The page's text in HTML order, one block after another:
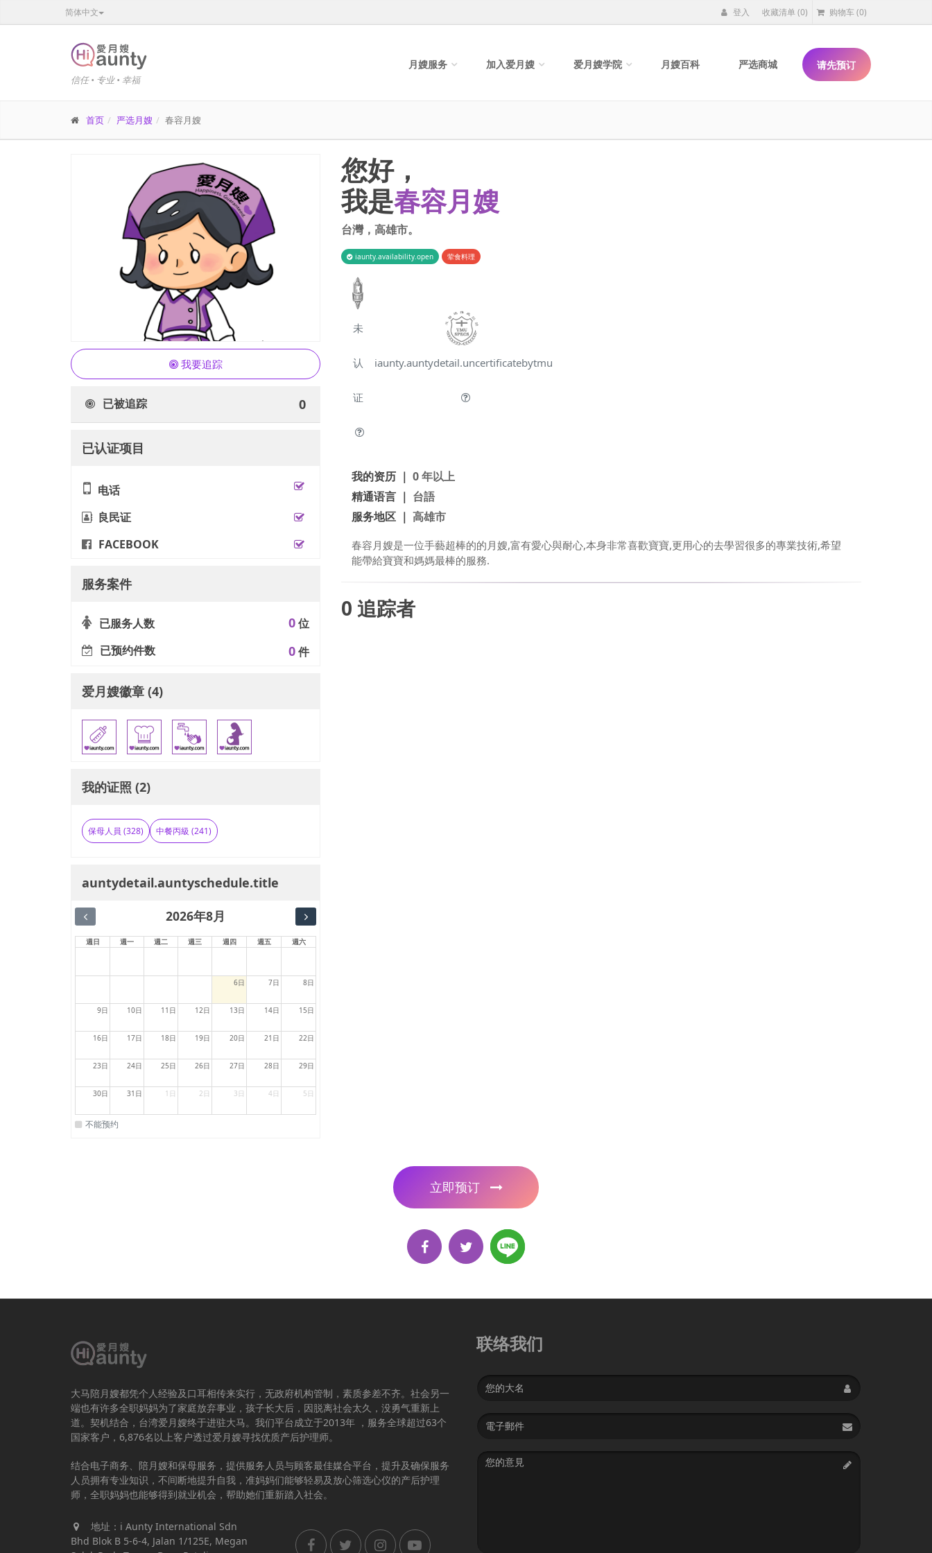
简体中文 登入 收藏清单(0) 购物车(0)
信任 • 专业 • 幸福
月嫂服务 加入爱月嫂 爱月嫂学院 月嫂百科 严选商城 请先预订
首页 严选月嫂 春容月嫂
我要追踪
已被追踪 0
您好，
我是春容月嫂
台灣， 高雄市。
iaunty.availability.open 荤食料理
未
认
证
iaunty.auntydetail.uncertificatebytmu
我的资历 ｜ 0 年以上
精通语言 ｜ 台語
服务地区 ｜ 高雄市
春容月嫂是一位手藝超棒的的月嫂,富有愛心與耐心,本身非常喜歡寶寶,更用心的去學習很多的專業技術,希望
能帶給寶寶和媽媽最棒的服務.
0 追踪者
已认证项目
电话
良民证
FACEBOOK
服务案件
已服务人数 0位
已预约件数
0件
爱月嫂徽章 (4)
我的证照 (2)
保母人員 (328) 中餐丙級 (241)
auntydetail.auntyschedule.title
2026年8月
週日 週一 週二 週三 週四 週五 週六
6日 7日 8日
9日 10日 11日 12日 13日 14日 15日
16日 17日 18日 19日 20日 21日 22日
23日 24日 25日 26日 27日 28日 29日
30日 31日 1日 2日 3日 4日 5日
不能预约
立即预订
大马陪月嫂都凭个人经验及口耳相传来实行，无政府机构管制，素质参差不齐。社会另一
端也有许多全职妈妈为了家庭放弃事业，孩子长大后，因脱离社会太久，没勇气重新上
道。契机结合，台湾爱月嫂终于进驻大马。我们平台成立于2013年 ，服务全球超过63个
国家客户，6,876名以上客户透过爱月嫂寻找优质产后护理师。
结合电子商务、陪月嫂和保母服务，提供服务人员与顾客最佳媒合平台，提升及确保服务
人员拥有专业知识，不间断地提升自我，准妈妈们能够轻易及放心筛选心仪的产后护理
师，全职妈妈也能够得到就业机会，帮助她们重新踏入社会。
地址：i Aunty International Sdn
Bhd Blok B 5-6-4, Jalan 1/125E, Megan
联络我们
Name
Email
address
Message